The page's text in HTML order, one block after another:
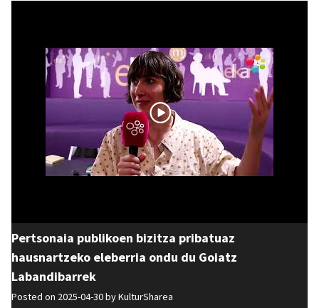
Pertsonaia publikoen bizitza pribatuaz
hausnartzeko eleberria ondu du Goiatz
Labandibarrek
Posted on 2025-04-30 byKulturSharea